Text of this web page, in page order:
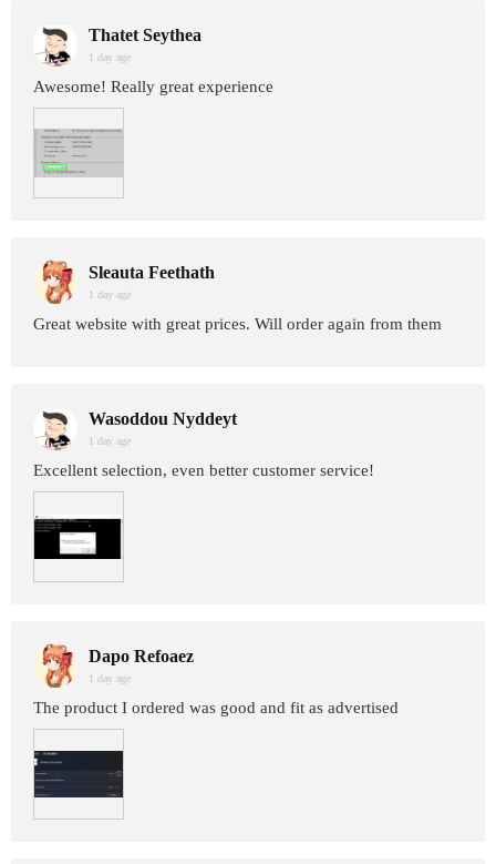
Thatet Seythea
1 day age
Awesome! Really great experience
Sleauta Feethath
1 day age
Great website with great prices. Will order again from them
Wasoddou Nyddeyt
1 day age
Excellent selection, even better customer service!
Dapo Refoaez
1 day age
The product I ordered was good and fit as advertised